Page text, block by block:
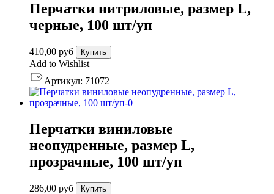
Перчатки нитриловые, размер L,
черные, 100 шт/уп
410,00 руб Купить
Add to Wishlist
Артикул: 71072
Перчатки виниловые
неопудренные, размер L,
прозрачные, 100 шт/уп
286,00 руб Купить